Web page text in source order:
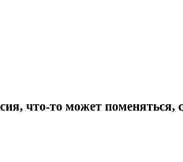
что-то может поменяться,